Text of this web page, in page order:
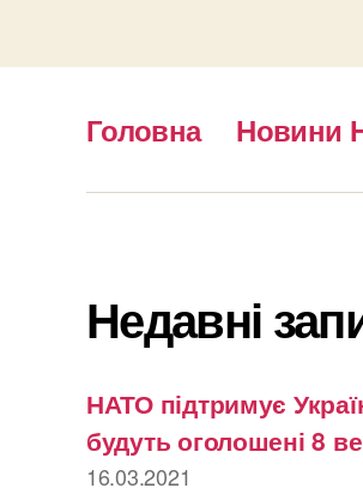
Головна Новини
Недавні
НАТО підтримує
будуть оголошені 8
16.03.2021